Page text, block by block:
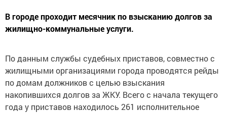
В городе проходит месячник по взысканию долгов за
жилищно-коммунальные услуги.
По данным службы судебных приставов, совместно с
жилищными организациями города проводятся рейды
по домам должников с целью взыскания
накопившихся долгов за ЖКУ. Всего с начала текущего
года у приставов находилось 261 исполнительное